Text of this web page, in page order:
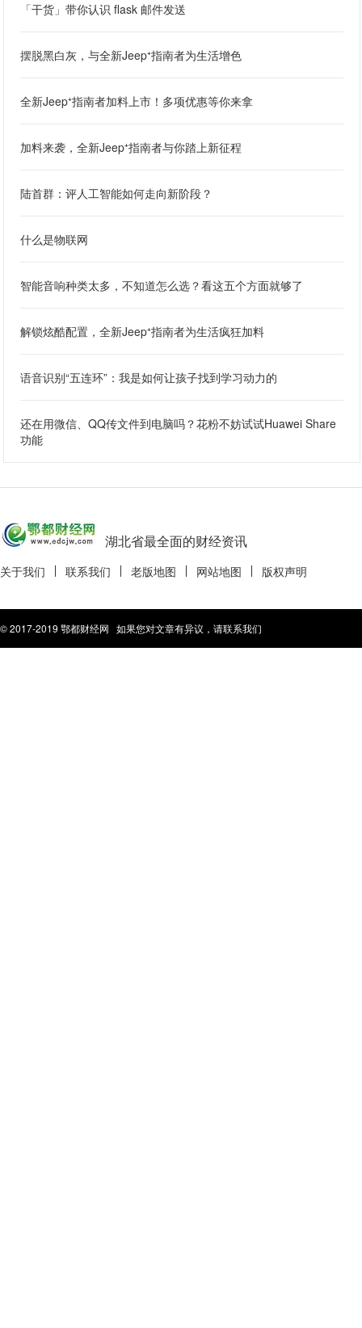
「干货」带你认识 flask 邮件发送
摆脱黑白灰，与全新Jeep⁺指南者为生活增色
全新Jeep⁺指南者加料上市！多项优惠等你来拿
加料来袭，全新Jeep⁺指南者与你踏上新征程
陆首群：评人工智能如何走向新阶段？
什么是物联网
智能音响种类太多，不知道怎么选？看这五个方面就够了
解锁炫酷配置，全新Jeep⁺指南者为生活疯狂加料
语音识别“五连环”：我是如何让孩子找到学习动力的
还在用微信、QQ传文件到电脑吗？花粉不妨试试Huawei Share
功能
湖北省最全面的财经资讯
关于我们 联系我们 老版地图 网站地图 版权声明
© 2017-2019 鄂都财经网 如果您对文章有异议，请联系我们